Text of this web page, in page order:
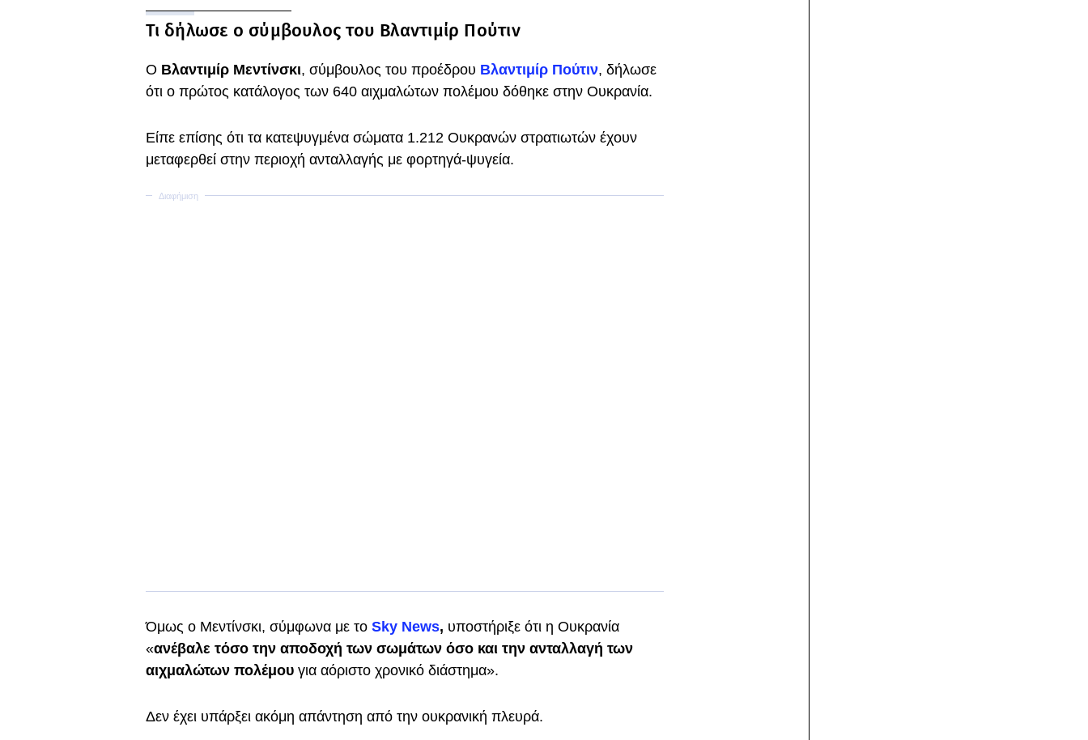
Τι δήλωσε ο σύμβουλος του Βλαντιμίρ Πούτιν
Ο Βλαντιμίρ Μεντίνσκι, σύμβουλος του προέδρου Βλαντιμίρ Πούτιν, δήλωσε
ότι ο πρώτος κατάλογος των 640 αιχμαλώτων πολέμου δόθηκε στην Ουκρανία.
Είπε επίσης ότι τα κατεψυγμένα σώματα 1.212 Ουκρανών στρατιωτών έχουν
μεταφερθεί στην περιοχή ανταλλαγής με φορτηγά-ψυγεία.
Όμως ο Μεντίνσκι, σύμφωνα με το Sky News, υποστήριξε ότι η Ουκρανία
«ανέβαλε τόσο την αποδοχή των σωμάτων όσο και την ανταλλαγή των
αιχμαλώτων πολέμουγια αόριστο χρονικό διάστημα».
Δεν έχει υπάρξει ακόμη απάντηση από την ουκρανική πλευρά.